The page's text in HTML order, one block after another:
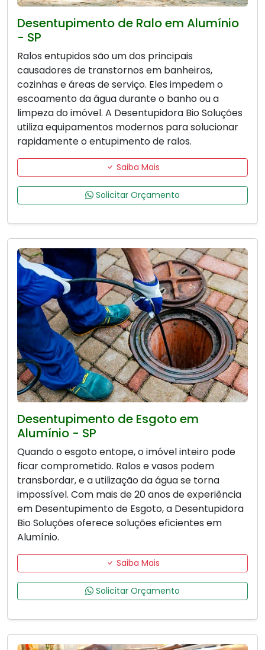
Desentupimento de Ralo em Alumínio
- SP
Ralos entupidos são um dos principais
causadores de transtornos em banheiros,
cozinhas e áreas de serviço. Eles impedem o
escoamento da água durante o banho ou a
limpeza do imóvel. A Desentupidora Bio Soluções
utiliza equipamentos modernos para solucionar
rapidamente o entupimento de ralos.
Saiba Mais
Solicitar Orçamento
Desentupimento de Esgoto em
Alumínio - SP
Quando o esgoto entope, o imóvel inteiro pode
ficar comprometido. Ralos e vasos podem
transbordar, e a utilização da água se torna
impossível. Com mais de 20 anos de experiência
em Desentupimento de Esgoto, a Desentupidora
Bio Soluções oferece soluções eficientes em
Alumínio.
Saiba Mais
Solicitar Orçamento